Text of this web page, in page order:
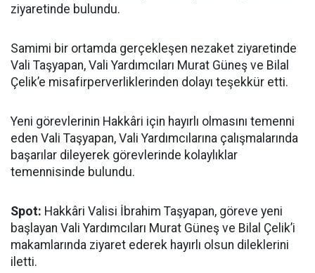
ziyaretinde bulundu.
Samimi bir ortamda gerçekleşen nezaket ziyaretinde
Vali Taşyapan, Vali Yardımcıları Murat Güneş ve Bilal
Çelik’e misafirperverliklerinden dolayı teşekkür etti.
Yeni görevlerinin Hakkâri için hayırlı olmasını temenni
eden Vali Taşyapan, Vali Yardımcılarına çalışmalarında
başarılar dileyerek görevlerinde kolaylıklar
temennisinde bulundu.
Spot: Hakkâri Valisi İbrahim Taşyapan, göreve yeni
başlayan Vali Yardımcıları Murat Güneş ve Bilal Çelik’i
makamlarında ziyaret ederek hayırlı olsun dileklerini
iletti.